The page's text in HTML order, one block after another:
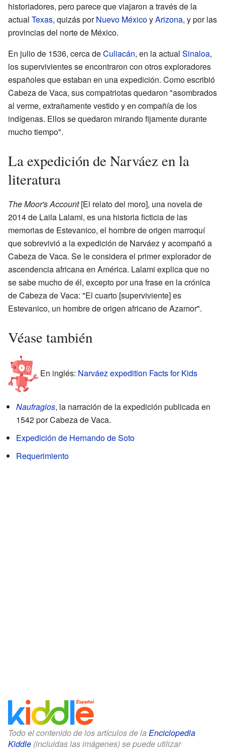
historiadores, pero parece que viajaron a través de la
actual Texas, quizás porNuevo MéxicoyArizona, y por las
provincias del norte de México.
En julio de 1536, cerca deCuliacán, en la actual Sinaloa,
los supervivientes se encontraron con otros exploradores
españoles que estaban en una expedición. Como escribió
Cabeza de Vaca, sus compatriotas quedaron "asombrados
al verme, extrañamente vestido y en compañía de los
indígenas. Ellos se quedaron mirando fijamente durante
mucho tiempo".
La expedición de Narváez en la
literatura
The Moor's Account[El relato del moro], una novela de
2014 de Laila Lalami, es una historia ficticia de las
memorias de Estevanico, el hombre de origen marroquí
que sobrevivió a la expedición de Narváez y acompañó a
Cabeza de Vaca. Se le considera el primer explorador de
ascendencia africana en América. Lalami explica que no
se sabe mucho de él, excepto por una frase en la crónica
de Cabeza de Vaca: "El cuarto [superviviente] es
Estevanico, un hombre de origen africano de Azamor".
Véase también
En inglés: Narváez expedition Facts for Kids
Naufragios, la narración de la expedición publicada en
1542 por Cabeza de Vaca.
Expedición de Hernando de Soto
Requerimiento
Todo el contenido de los artículos de la Enciclopedia
Kiddle (incluidas las imágenes) se puede utilizar